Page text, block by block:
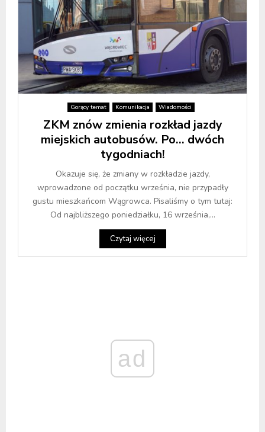
Gorący temat Komunikacja Wiadomości
ZKM znów zmienia rozkład jazdy
miejskich autobusów. Po… dwóch
tygodniach!
Okazuje się, że zmiany w rozkładzie jazdy,
wprowadzone od początku września, nie przypadły
gustu mieszkańcom Wągrowca. Pisaliśmy o tym tutaj:
Od najbliższego poniedziałku, 16 września,...
Czytaj więcej
ad